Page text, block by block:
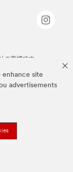
enhance site
advertisements
の商標です。